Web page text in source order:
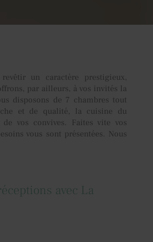
un caractère prestigieux,
par ailleurs, à vos invités la
disposons de 7 chambres tout
et de qualité, la cuisine du
vos convives. Faites vite vos
vous sont présentées. Nous
avec La